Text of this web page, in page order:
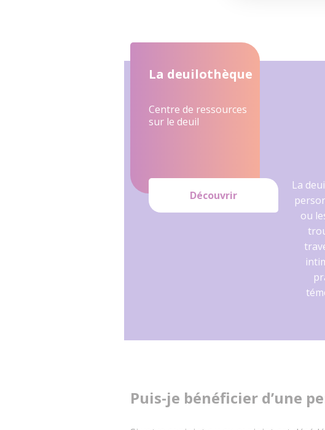
La deuilothèque
Centre de ressources
sur le deuil
Découvrir
La
ou
Puis-je bénéficier d’une